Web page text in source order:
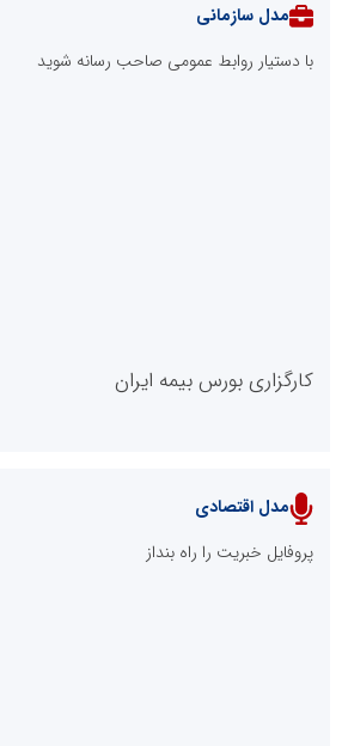
پایگاه خبری نهضت ملی مسکن
مدل سازمانی
با دستیار روابط عمومی صاحب رسانه شوید
کارگزاری بورس بیمه ایران
مدل اقتصادی
پروفایل خبریت را راه بنداز